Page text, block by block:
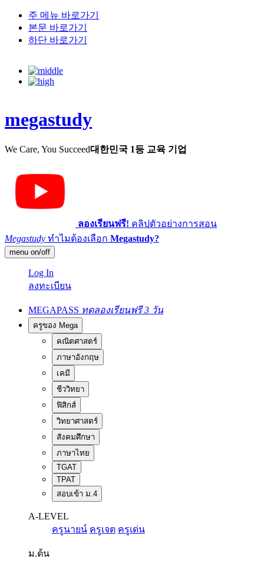
주 메뉴 바로가기
본문 바로가기
하단 바로가기
megastudy
We Care, You Succeed대한민국 1등 교육 기업
ลองเรียนฟรี! คลิปตัวอย่างการสอน
Megastudy ทำไมต้องเลือก Megastudy?
menu on/off
Log In
ลงทะเบียน
MEGAPASS ทดลองเรียนฟรี 3 วัน
ครูของ Mega
คณิตศาสตร์
ภาษาอังกฤษ
เคมี
ชีววิทยา
ฟิสิกส์
วิทยาศาสตร์
สังคมศึกษา
ภาษาไทย
TGAT
TPAT
สอบเข้า ม.4
A-LEVEL
ครูนายน์ ครูเจต ครูเด่น
ม.ต้น